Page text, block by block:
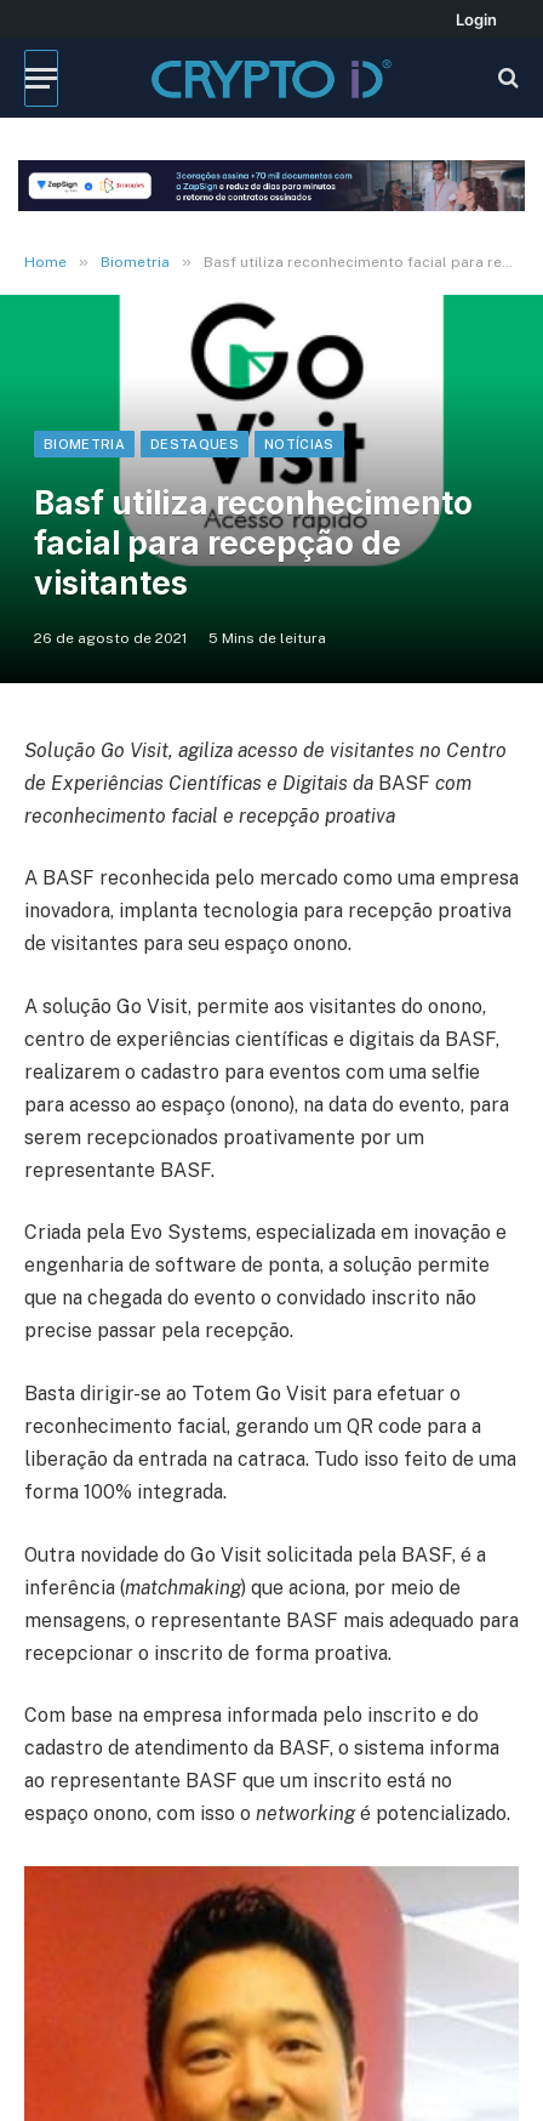
Login
Home » Biometria » Basf utiliza reconhecimento facial para recepção de visitantes
BIOMETRIA DESTAQUES NOTÍCIAS
Basf utiliza reconhecimento
facial para recepção de
visitantes
26 de agosto de 2021 5 Mins de leitura
Solução Go Visit, agiliza acesso de visitantes no Centro
de Experiências Científicas e Digitais da BASF com
reconhecimento facial e recepção proativa
A BASF reconhecida pelo mercado como uma empresa
inovadora, implanta tecnologia para recepção proativa
de visitantes para seu espaço onono.
A solução Go Visit, permite aos visitantes do onono,
centro de experiências científicas e digitais da BASF,
realizarem o cadastro para eventos com uma selfie
para acesso ao espaço (onono), na data do evento, para
serem recepcionados proativamente por um
representante BASF.
Criada pela Evo Systems, especializada em inovação e
engenharia de software de ponta, a solução permite
que na chegada do evento o convidado inscrito não
precise passar pela recepção.
Basta dirigir-se ao Totem Go Visit para efetuar o
reconhecimento facial, gerando um QR code para a
liberação da entrada na catraca. Tudo isso feito de uma
forma 100% integrada.
Outra novidade do Go Visit solicitada pela BASF, é a
inferência (matchmaking) que aciona, por meio de
mensagens, o representante BASF mais adequado para
recepcionar o inscrito de forma proativa.
Com base na empresa informada pelo inscrito e do
cadastro de atendimento da BASF, o sistema informa
ao representante BASF que um inscrito está no
espaço onono, com isso o networkingé potencializado.